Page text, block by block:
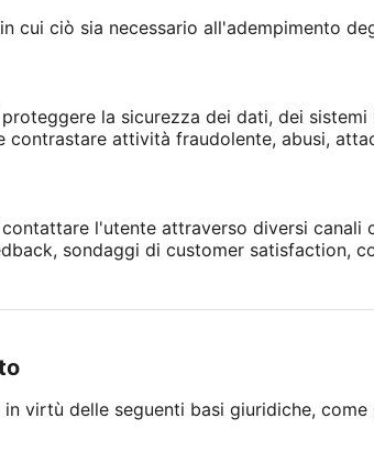
cui ciò sia necessario all'adempimento
la sicurezza dei dati, dei
contrastare attività fraudolente, abusi,
l'utente attraverso diversi canali
sondaggi di customer satisfaction,
virtù delle seguenti basi giuridiche,